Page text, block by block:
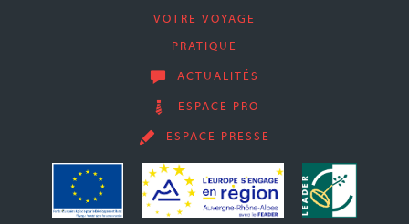
VOTRE VOYAGE
PRATIQUE
ACTUALITÉS
ESPACE PRO
ESPACE PRESSE